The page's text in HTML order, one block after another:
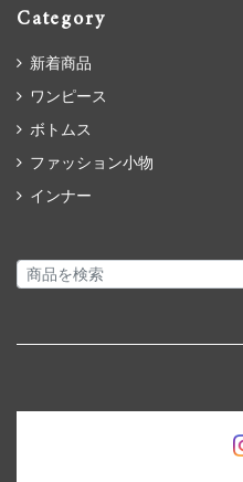
Category
新着商品
ワンピース
ボトムス
ファッション小物
インナー